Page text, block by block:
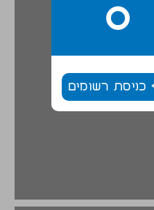
כניסת רשומים